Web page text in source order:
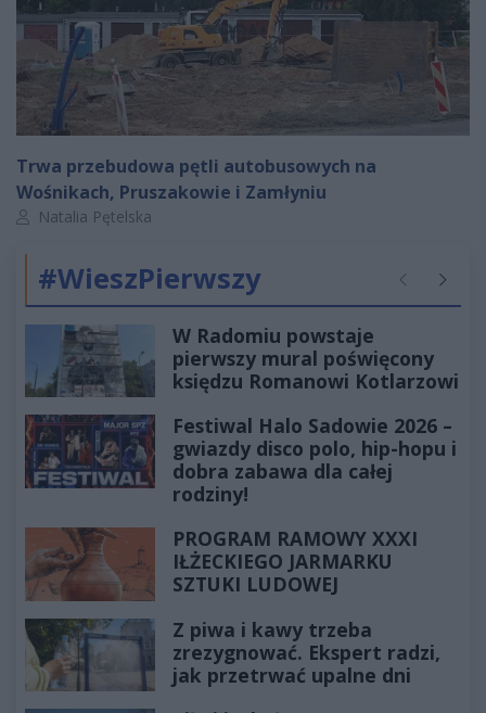
Trwa przebudowa pętli autobusowych na
Wośnikach, Pruszakowie i Zamłyniu
Autor artykułu:
Natalia Pętelska
#WieszPierwszy Poprzednie
W Radomiu powstaje
pierwszy mural poświęcony
księdzu Romanowi Kotlarzowi
Festiwal Halo Sadowie 2026 –
gwiazdy disco polo, hip-hopu i
dobra zabawa dla całej
rodziny!
PROGRAM RAMOWY XXXI
IŁŻECKIEGO JARMARKU
SZTUKI LUDOWEJ
Z piwa i kawy trzeba
zrezygnować. Ekspert radzi,
jak przetrwać upalne dni